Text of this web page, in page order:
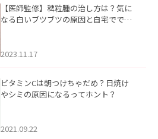
【医師監修】稗粒腫の治し方は？気に
なる白いブツブツの原因と自宅ででき
2023.11.17
ビタミンCは朝つけちゃだめ？日焼け
やシミの原因になるってホント？
2021.09.22